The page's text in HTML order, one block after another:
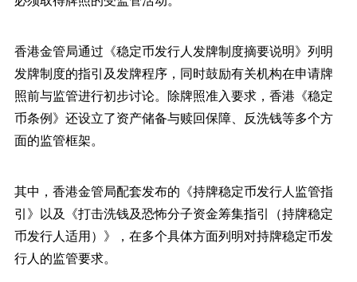
香港金管局通过《稳定币发行人发牌制度摘要说明》列明
发牌制度的指引及发牌程序，同时鼓励有关机构在申请牌
照前与监管进行初步讨论。除牌照准入要求，香港《稳定
币条例》还设立了资产储备与赎回保障、反洗钱等多个方
面的监管框架。
其中，香港金管局配套发布的《持牌稳定币发行人监管指
引》以及《打击洗钱及恐怖分子资金筹集指引（持牌稳定
币发行人适用）》，在多个具体方面列明对持牌稳定币发
行人的监管要求。